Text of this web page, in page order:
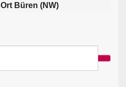
Ort Büren (NW)